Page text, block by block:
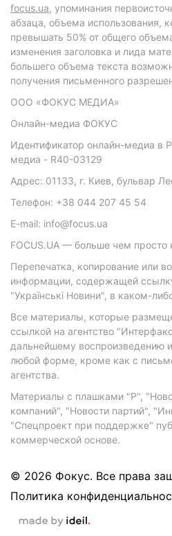
focus.ua, упоминания
абзаца, объема использования,
превышать 50% от общего
изменения заголовка и лида
большего объема текста
получения письменного
ООО «ФОКУС МЕДИА»
Онлайн-медиа ФОКУС
Идентификатор онлайн-медиа в
медиа - R40-03129
Адрес: 01133, г. Киев, бульвар
Телефон: +38 044 207 45 54
E-mail: info@focus.ua
FOCUS.UA — больше чем просто
Перепечатка, копирование или
информации, содержащей
"Українські Новини", в каком-
Все материалы, которые
ссылкой на агентство
дальнейшему воспроизведению
любой форме, кроме как с
агентства.
Материалы с плашками "Р",
компаний", "Новости партий",
"Спецпроект при поддержке"
коммерческой основе.
© 2026 Фокус. Все права
Политика